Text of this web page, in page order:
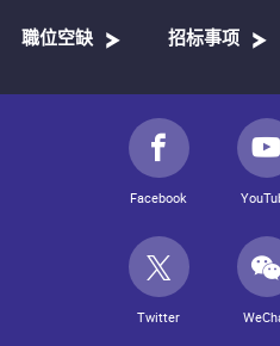
職位空缺 招标事项
Facebook
Twitter